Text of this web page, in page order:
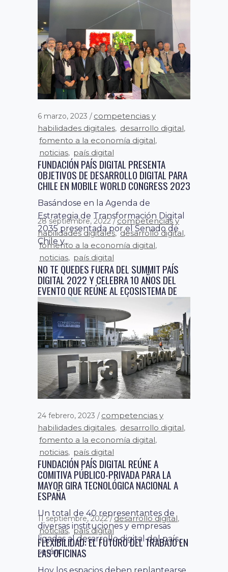
6 marzo, 2023
competencias y
habilidades digitales, desarrollo digital,
fomento a la economía digital,
noticias, país digital
FUNDACIÓN PAÍS DIGITAL PRESENTA
OBJETIVOS DE DESARROLLO DIGITAL PARA
CHILE EN MOBILE WORLD CONGRESS 2023
Basándose en la Agenda de
Estrategia de Transformación Digital
2035 presentada por el Senado de
Chile y...
24 febrero, 2023
competencias y
habilidades digitales, desarrollo digital,
fomento a la economía digital,
noticias, país digital
FUNDACIÓN PAÍS DIGITAL REÚNE A
COMITIVA PÚBLICO-PRIVADA PARA LA
MAYOR GIRA TECNOLÓGICA NACIONAL A
ESPAÑA
Un total de 40 representantes de
diversas instituciones y empresas
ligadas al desarrollo digital del país,
serán...
4 octubre, 2022 competencias y
habilidades digitales,desarrollo digital
ecosistema digital,
fomento a la economía digital
noticias, país digital
MÁS DE 2.000 PERSONAS ASISTIERON AL
ENCUENTRO TECNOLÓGICO MÁS
IMPORTANTE DEL PAÍS EN SU REGRESO A
LA PRESENCIALIDAD
La primera jornada del evento de
Fundación País Digital, contó con la
participación de diferentes
autoridades, empresarios,...
28 septiembre, 2022
habilidades digitales,desarrollo digital
fomento a la economía digital,
noticias, país digital
NO TE QUEDES FUERA DEL SUMMIT PAÍS
DIGITAL 2022 Y CELEBRA 10 AÑOS DEL